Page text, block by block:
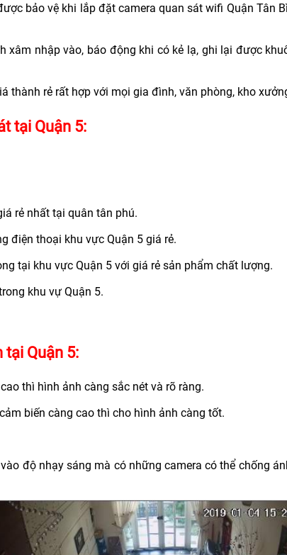
bảo vệ khi lắp đặt camera quan sát wifi Quận Tân
nhập vào, báo động khi có kẻ lạ, ghi lại được
thành rẻ rất hợp với mọi gia đình, văn phòng, kho
tại Quận 5:
rẻ nhất tại quân tân phú.
điện thoại khu vực Quận 5 giá rẻ.
tại khu vực Quận 5 với giá rẻ sản phẩm chất lượng.
khu vự Quận 5.
Quận 5:
thì hình ảnh càng sắc nét và rõ ràng.
biến càng cao thì cho hình ảnh càng tốt.
độ nhạy sáng mà có những camera có thể chống